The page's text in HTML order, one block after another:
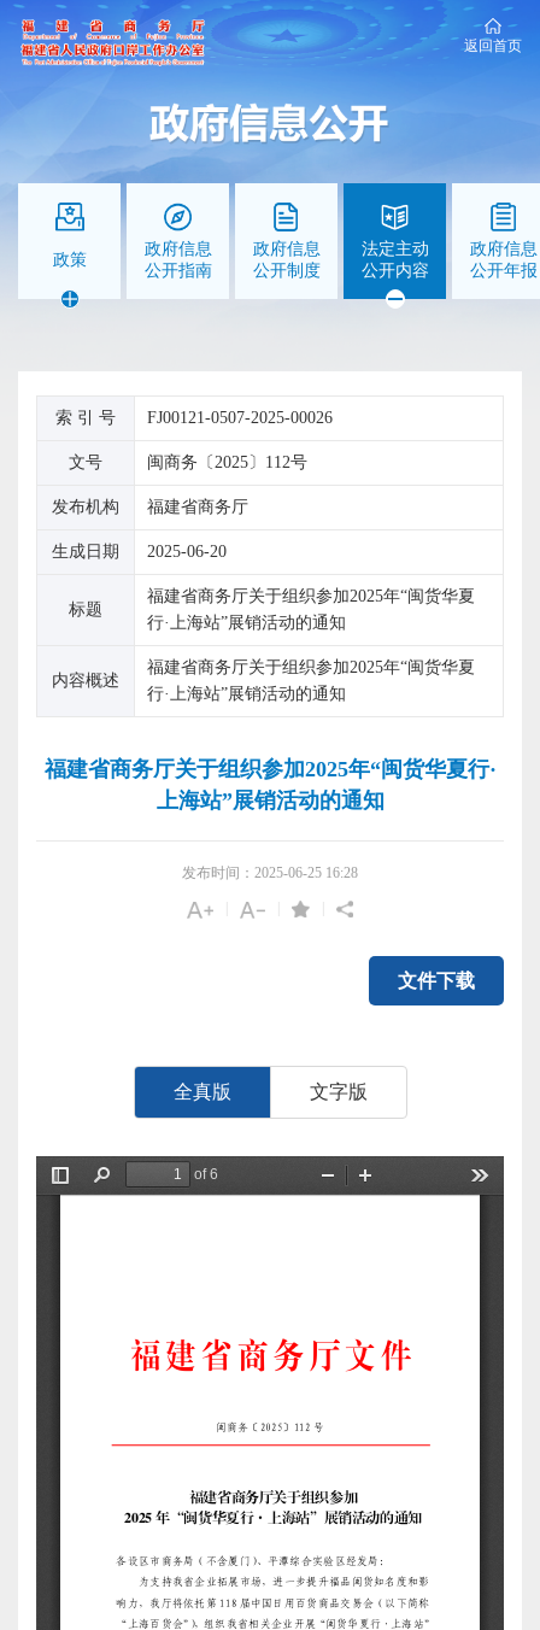
返回首页
政策
政府信息
公开指南
政府信息
公开制度
法定主动
公开内容
政府信息
公开年报
索 引 号 FJ00121-0507-2025-00026
文号 闽商务〔2025〕112号
发布机构 福建省商务厅
生成日期 2025-06-20
标题
福建省商务厅关于组织参加2025年“闽货华夏
行·上海站”展销活动的通知
内容概述
福建省商务厅关于组织参加2025年“闽货华夏
行·上海站”展销活动的通知
福建省商务厅关于组织参加2025年“闽货华夏行·
上海站”展销活动的通知
发布时间：2025-06-25 16:28
文件下载
全真版 文字版